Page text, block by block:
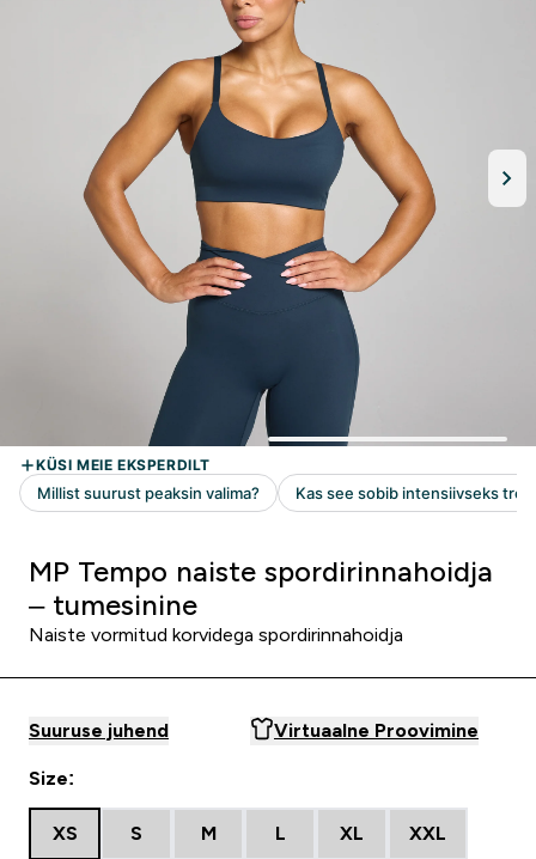
MP Tempo naiste spordirinnahoidja
– tumesinine
Naiste vormitud korvidega spordirinnahoidja
Suuruse juhend Virtuaalne Proovimine
Size:
XS S M L XL XXL